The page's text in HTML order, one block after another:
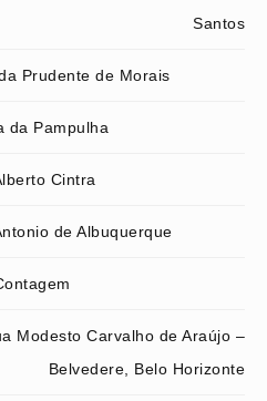
Santos
Prudente de Morais
da Pampulha
Cintra
de Albuquerque
Modesto Carvalho de Araújo –
Belvedere, Belo Horizonte